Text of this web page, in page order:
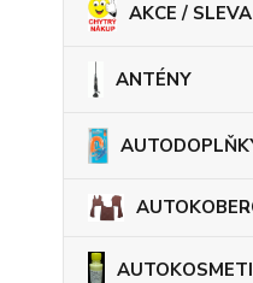
AKCE / SLEVA
ANTÉNY